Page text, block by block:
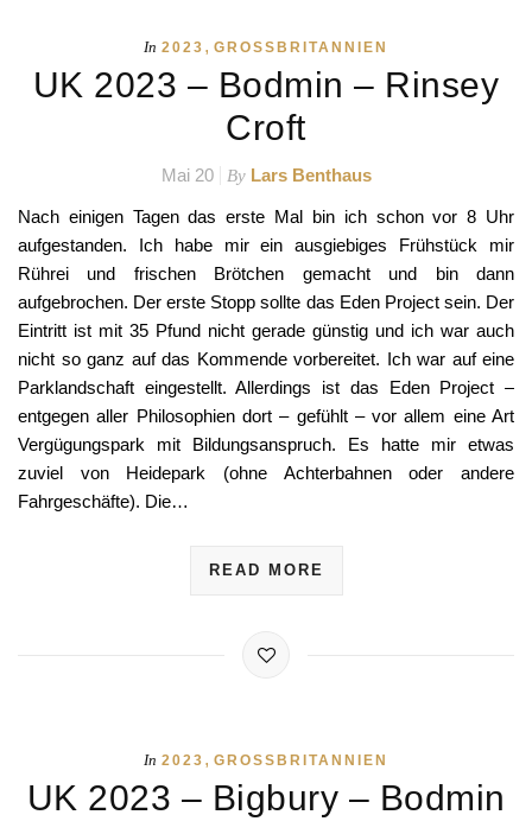
In 2023 , GROSSBRITANNIEN
UK 2023 – Bodmin – Rinsey
Croft
Mai 20 By Lars Benthaus
Nach einigen Tagen das erste Mal bin ich schon vor 8 Uhr
aufgestanden. Ich habe mir ein ausgiebiges Frühstück mir
Rührei und frischen Brötchen gemacht und bin dann
aufgebrochen. Der erste Stopp sollte das Eden Project sein. Der
Eintritt ist mit 35 Pfund nicht gerade günstig und ich war auch
nicht so ganz auf das Kommende vorbereitet. Ich war auf eine
Parklandschaft eingestellt. Allerdings ist das Eden Project –
entgegen aller Philosophien dort – gefühlt – vor allem eine Art
Vergügungspark mit Bildungsanspruch. Es hatte mir etwas
zuviel von Heidepark (ohne Achterbahnen oder andere
Fahrgeschäfte). Die…
READ MORE
In 2023 , GROSSBRITANNIEN
UK 2023 – Bigbury – Bodmin